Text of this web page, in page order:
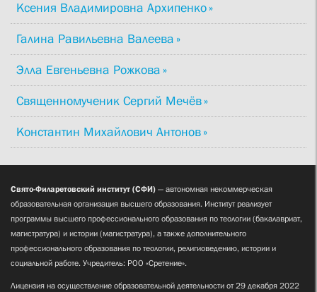
Ксения Владимировна Архипенко
Галина Равильевна Валеева
Элла Евгеньевна Рожкова
Священномученик Сергий Мечёв
Константин Михайлович Антонов
Свято-Филаретовский институт (СФИ) — автономная некоммерческая
образовательная организация высшего образования. Институт реализует
программы высшего профессионального образования по теологии (бакалавриат,
магистратура) и истории (магистратура), а также дополнительного
профессионального образования по теологии, религиоведению, истории и
социальной работе. Учредитель: РОО «Сретение».
Лицензия на осуществление образовательной деятельности от 29 декабря 2022